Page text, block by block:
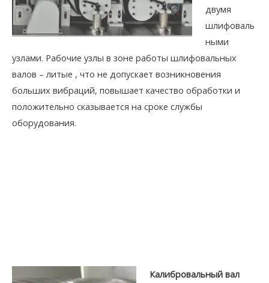
двумя
шлифоваль
ными
узлами. Рабочие узлы в зоне работы шлифовальных
валов – литые , что не допускает возникновения
больших вибраций, повышает качество обработки и
положительно сказывается на сроке службы
оборудования.
Калибровальный вал